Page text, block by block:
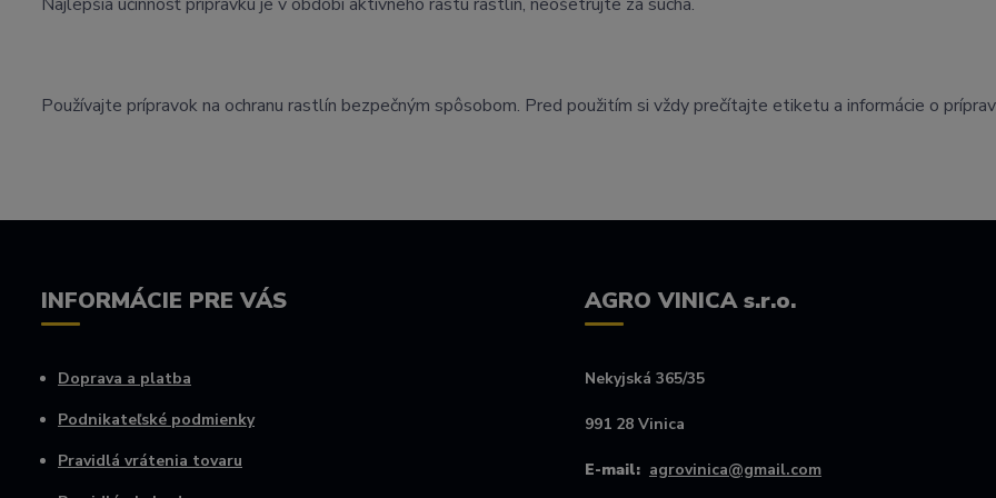
Používajte prípravok na ochranu rastlín bezpečným spôsobom. Pred použitím si vždy prečítajte etiketu a informácie o
INFORMÁCIE PRE VÁS
Doprava a platba
Podnikateľské podmienky
Pravidlá vrátenia tovaru
AGRO VINICA s.r.o.
Nekyjská 365/35
991 28 Vinica
E-mail: agrovinica@gmail.com